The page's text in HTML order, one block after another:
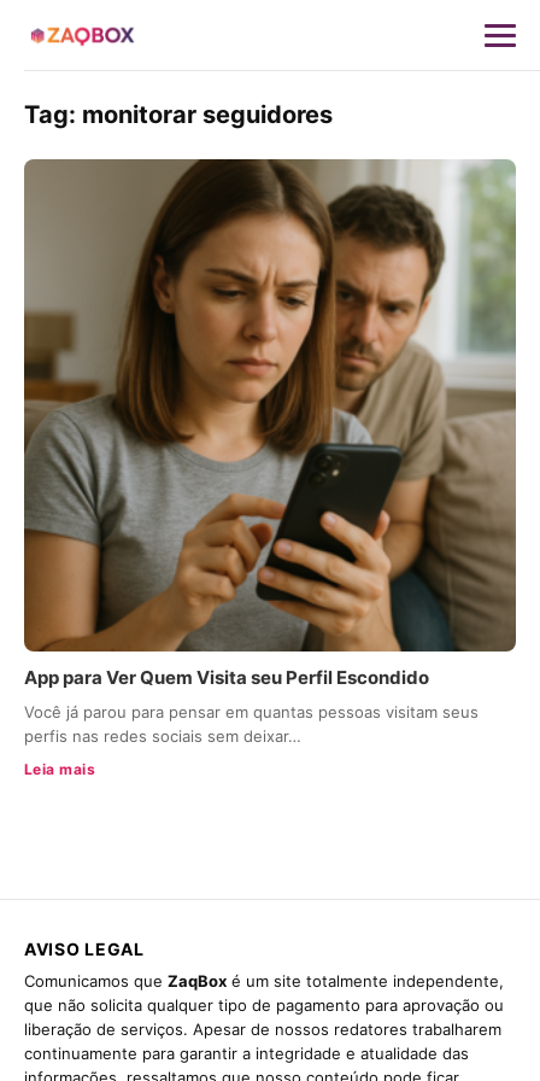
Tag: monitorar seguidores
App para Ver Quem Visita seu Perfil Escondido
Você já parou para pensar em quantas pessoas visitam seus
perfis nas redes sociais sem deixar…
Leia mais
AVISO LEGAL
Comunicamos que ZaqBox é um site totalmente independente,
que não solicita qualquer tipo de pagamento para aprovação ou
liberação de serviços. Apesar de nossos redatores trabalharem
continuamente para garantir a integridade e atualidade das